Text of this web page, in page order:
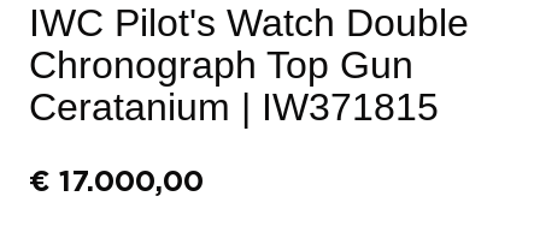
IWC Pilot's Watch Double
Chronograph Top Gun
Ceratanium | IW371815
€ 17.000,00